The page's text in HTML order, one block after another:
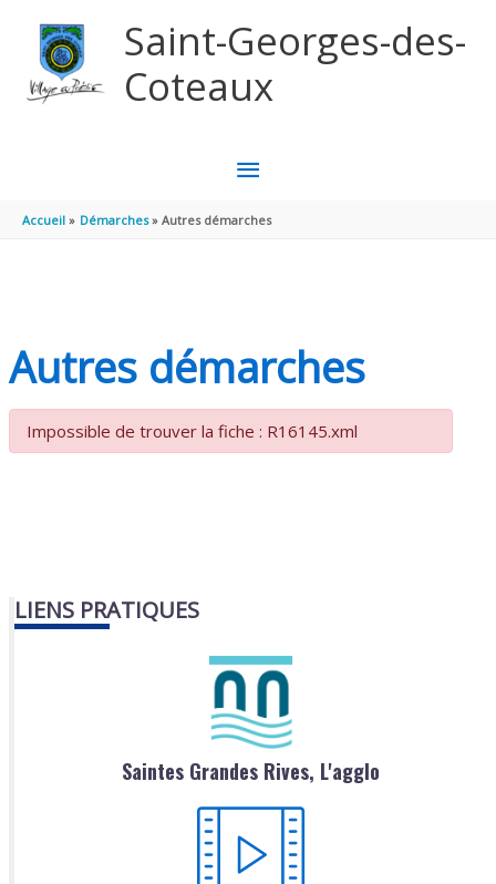
Saint-Georges-des-
Coteaux
MENU
PRINCIPAL
Accueil Démarches Autres démarches
Autres démarches
Impossible de trouver la fiche : R16145.xml
LIENS PRATIQUES
Saintes Grandes Rives, L'agglo